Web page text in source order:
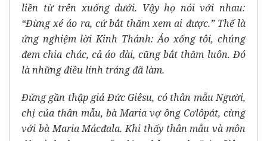
liền từ trên xuống dưới. Vậy họ nói với nhau:
“Đừng xé áo ra, cứ bắt thăm xem ai được.” Thế là
ứng nghiệm lời Kinh Thánh: Áo xống tôi, chúng
đem chia chác, cả áo dài, cũng bắt thăm luôn. Đó
là những điều lính tráng đã làm.
Đứng gần thập giá Đức Giêsu, có thân mẫu Người,
chị của thân mẫu, bà Maria vợ ông Cơlôpát, cùng
với bà Maria Mácđala. Khi thấy thân mẫu và môn